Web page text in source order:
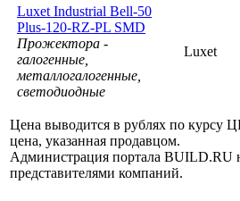
Luxet Industrial Bell-50
Plus-120-RZ-PL SMD
Прожектора -
галогенные,
металлогалогенные,
светодиодные
Luxet
Цена выводится в рублях по курсу
цена, указанная продавцом.
Администрация портала BUILD.RU
представителями компаний.